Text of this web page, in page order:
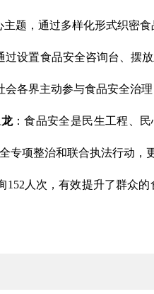
题，通过多样化形式织密食
设置食品安全咨询台、摆
各界主动参与食品安全治
：食品安全是民生工程、
专项整治和联合执法行动，
152人次，有效提升了群众